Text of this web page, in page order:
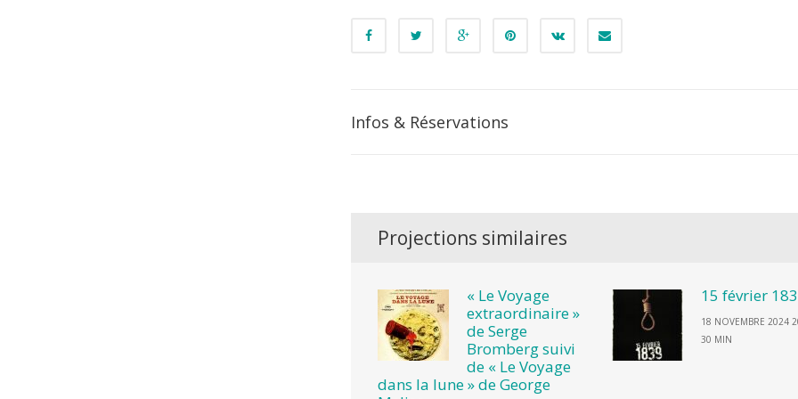
Infos & Réservations
Projections similaires
« Le Voyage
extraordinaire »
de Serge
Bromberg suivi
de « Le Voyage
dans la lune » de George
15 février
18 NOVEMBRE 2024
30 MIN